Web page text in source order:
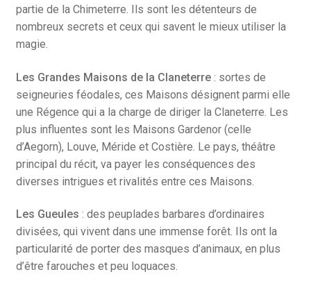
partie de la Chimeterre. Ils sont les détenteurs de
nombreux secrets et ceux qui savent le mieux utiliser la
magie.
Les Grandes Maisons de la Claneterre: sortes de
seigneuries féodales, ces Maisons désignent parmi elle
une Régence qui a la charge de diriger la Claneterre. Les
plus influentes sont les Maisons Gardenor (celle
d’Aegorn), Louve, Méride et Costière. Le pays, théâtre
principal du récit, va payer les conséquences des
diverses intrigues et rivalités entre ces Maisons.
Les Gueules : des peuplades barbares d’ordinaires
divisées, qui vivent dans une immense forêt. Ils ont la
particularité de porter des masques d’animaux, en plus
d’être farouches et peu loquaces.